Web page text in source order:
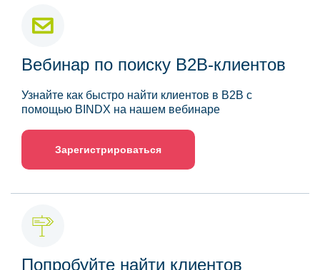
Вебинар по поиску B2B-клиентов
Узнайте как быстро найти клиентов в B2B с
помощью BINDX на нашем вебинаре
Зарегистрироваться
Попробуйте найти клиентов